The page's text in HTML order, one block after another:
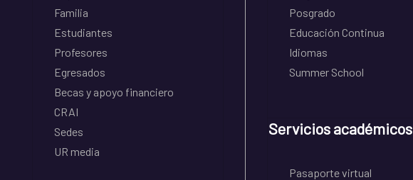
Familia
Estudiantes
Profesores
Egresados
Becas y apoyo financiero
CRAI
Sedes
UR media
Posgrado
Educación Continua
Idiomas
Summer School
Servicios académicos
Pasaporte virtual